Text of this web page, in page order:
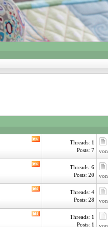
Threads: 1
Posts: 7
von
Threads: 6
Posts: 20
von
Threads: 4
Posts: 28
von
Threads: 1
Posts: 1
von